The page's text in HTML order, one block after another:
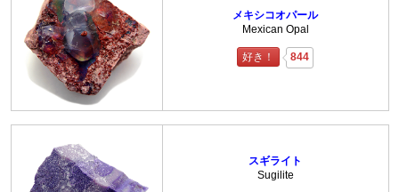
メキシコオパール
Mexican Opal
好き！ 844
スギライト
Sugilite